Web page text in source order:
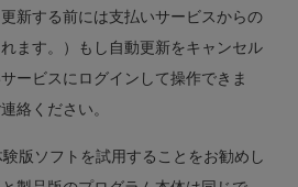
新する前には支払いサービスからの
ます。）もし自動更新をキャンセル
ービスにログインして操作できま
絡ください。
版ソフトを試用することをお勧めし